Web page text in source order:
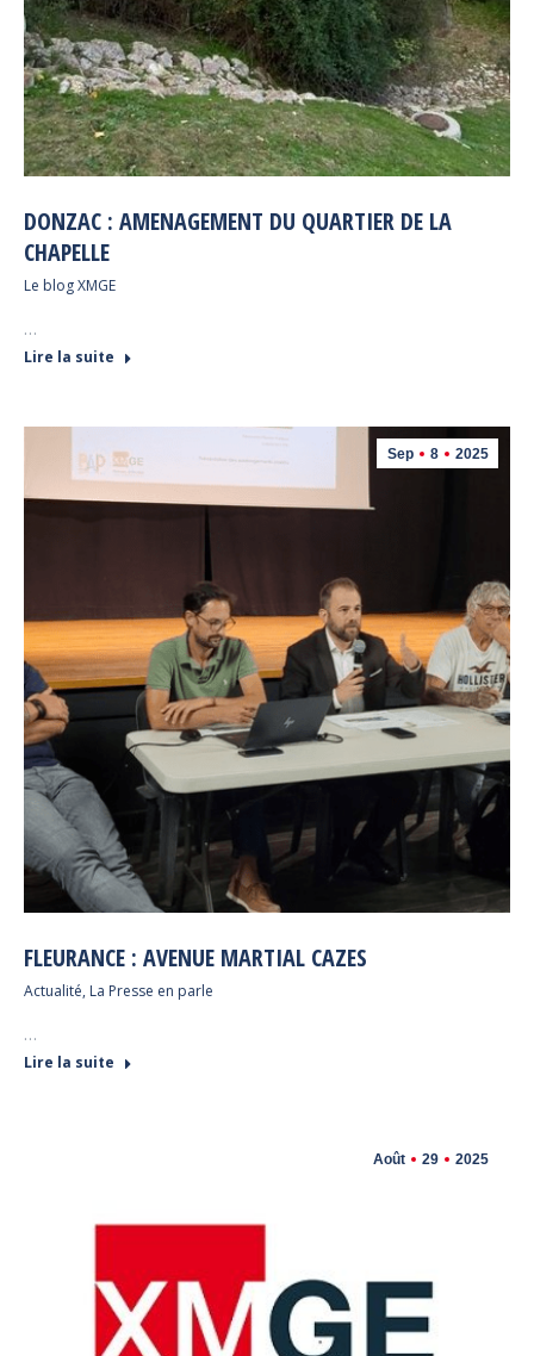
DONZAC : AMENAGEMENT DU QUARTIER DE LA
CHAPELLE
Le blog XMGE
…
Lire la suite
Sep 8 2025
FLEURANCE : AVENUE MARTIAL CAZES
Actualité, La Presse en parle
…
Lire la suite
Août 29 2025